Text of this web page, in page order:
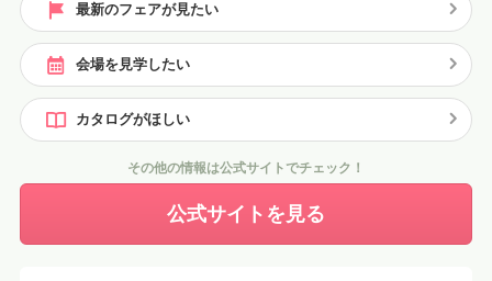
最新のフェアが見たい
会場を見学したい
カタログがほしい
その他の情報は公式サイトでチェック！
公式サイトを見る